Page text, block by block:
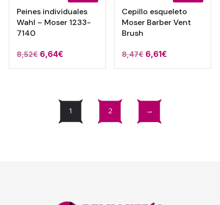
Peines individuales
Wahl – Moser 1233-
7140
8,52€ El
precio
8,52€.
6,64€El
precio
6,64€.
Cepillo esqueleto
Moser Barber Vent
Brush
8,47€ El
precio
8,47€.
6,61€
precio
1 2 →